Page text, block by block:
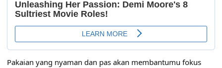
Pakaian yang nyaman dan pas akan membantumu fokus